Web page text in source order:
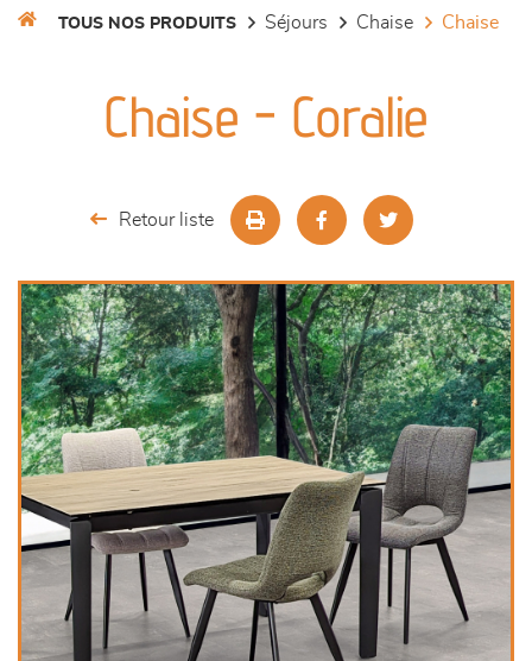
meubles de complément
literie
décoration
TOUS NOS PRODUITS séjours chaise chaise
Chaise - Coralie
Retour liste